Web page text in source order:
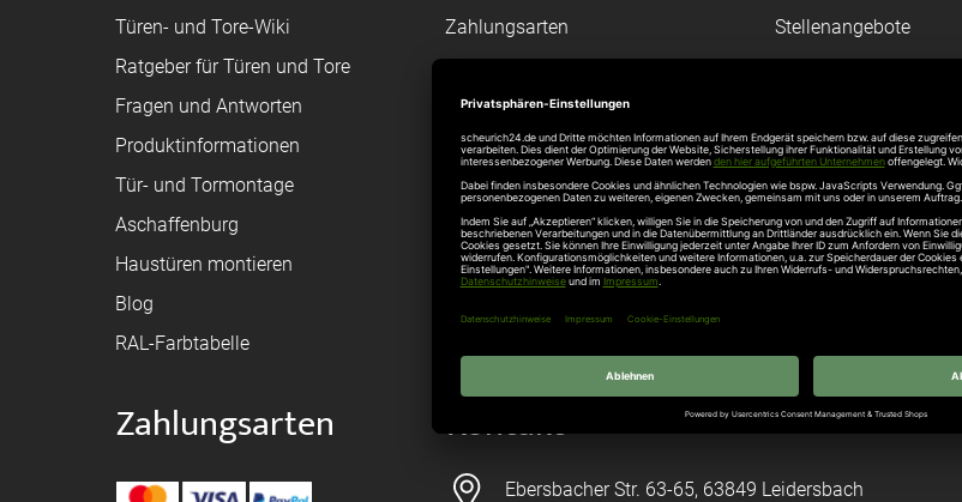
Türen- und Tore-Wiki
Ratgeber für Türen und Tore
Fragen und Antworten
Produktinformationen
Tür- und Tormontage
Aschaffenburg
Haustüren montieren
Blog
RAL-Farbtabelle
Zahlungsarten
Bestellvorgang
Registrieren
Federanfrage
Toraufmaß
Montageanleitungen
Brandschutztüren
Stellenangebote
Hersteller
Hörmann Sektionaltor
Zahlungsarten Kontakt
Ebersbacher Str. 63-65, 63849 Leidersbach